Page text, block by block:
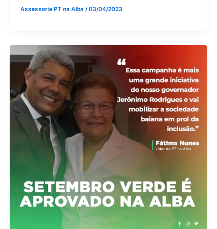
Assessoria PT na Alba /03/04/2023